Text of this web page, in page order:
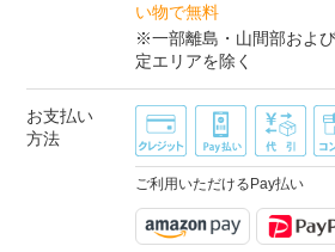
い物で無料
※一部離島・山間部およ
定エリアを除く
お支払い
方法
ご利用いただけるPay払い